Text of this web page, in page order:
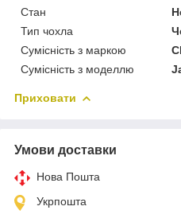
Стан
Тип чохла
Сумісність з маркою
Сумісність з моделлю
Приховати
Умови доставки
Нова Пошта
Укрпошта